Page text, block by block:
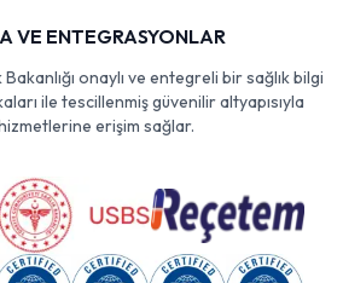
VE ENTEGRASYONLAR
onaylı ve entegreli bir sağlık bilgi
ile tescillenmiş güvenilir altyapısıyla
erişim sağlar.